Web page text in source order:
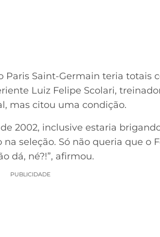
Paris Saint-Germain teria totais
Luiz Felipe Scolari,
mas citou uma condição.
2002, inclusive estaria
seleção. Só não queria que o
dá, né?!”, afirmou.
PUBLICIDADE